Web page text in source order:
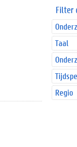
Filter
Taal
Regio